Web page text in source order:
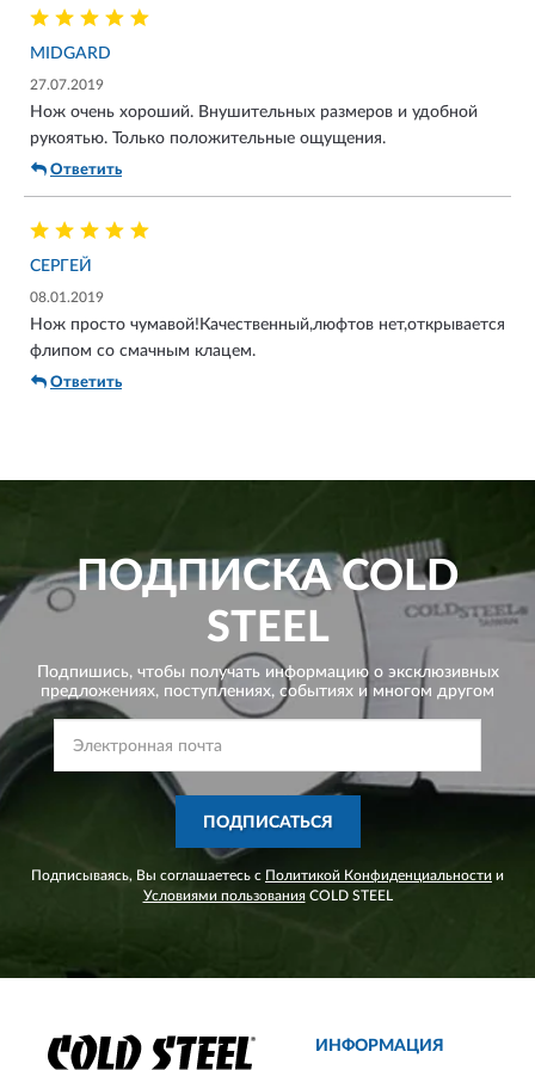
так, а Рубить! Вероятно это единственный нож который
лету ровненьким срезом, все колечки чтоб видно - легко!
Даже просто находясь в руке он радует. После того как
восторг проходит он ложится на полку, но не забывается и
раз в месяц носится, т.к. радует!
MIDGARD
27.07.2019
Нож очень хороший. Внушительных размеров и удобной
рукоятью. Только положительные ощущения.
Ответить
СЕРГЕЙ
08.01.2019
Нож просто чумавой!Качественный,люфтов нет,открывается
флипом со смачным клацем.
Ответить
ПОДПИСКАCOLD
STEEL
Подпишись, чтобы получать информацию о эксклюзивных
предложениях, поступлениях, событиях и многом другом
ПОДПИСАТЬСЯ
Подписываясь, Вы соглашаетесь с Политикой Конфиденциальности и
Условиями пользованияCOLD STEEL
ИНФОРМАЦИЯ